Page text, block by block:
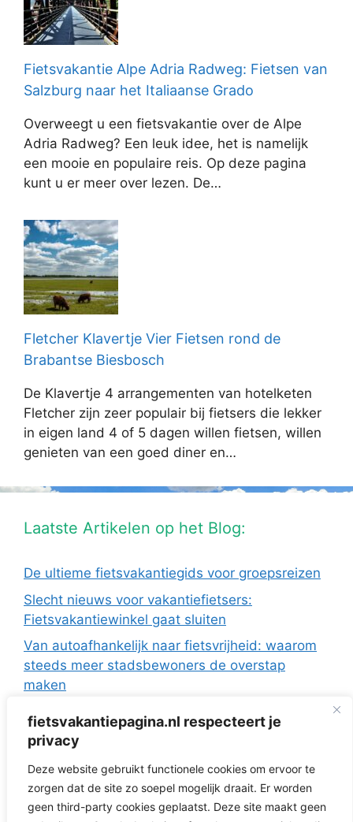
fietsvakantiepagina.nl respecteert je
privacy
Deze website gebruikt functionele cookies om ervoor te
zorgen dat de site zo soepel mogelijk draait. Er worden
geen third-party cookies geplaatst. Deze site maakt geen
Fietsvakantie Alpe Adria Radweg: Fietsen van
Salzburg naar het Italiaanse Grado
Overweegt u een fietsvakantie over de Alpe
Adria Radweg? Een leuk idee, het is namelijk
een mooie en populaire reis. Op deze pagina
kunt u er meer over lezen. De…
Fletcher Klavertje Vier Fietsen rond de
Brabantse Biesbosch
De Klavertje 4 arrangementen van hotelketen
Fletcher zijn zeer populair bij fietsers die lekker
in eigen land 4 of 5 dagen willen fietsen, willen
genieten van een goed diner en…
Laatste Artikelen op het Blog:
De ultieme fietsvakantiegids voor groepsreizen
Slecht nieuws voor vakantiefietsers:
Fietsvakantiewinkel gaat sluiten
Van autoafhankelijk naar fietsvrijheid: waarom
steeds meer stadsbewoners de overstap
maken
Fietsen in Frankrijk: drie regio’s die ideaal zijn
Fietsvakantie zonder te verkassen: 3 topregio’s
voor dagtochten vanuit je huisje